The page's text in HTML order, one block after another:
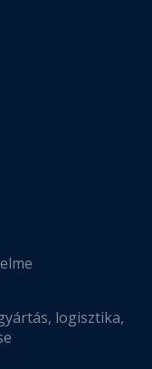
logisztika,